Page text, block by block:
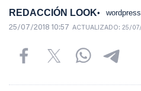
REDACCIÓN LOOK
25/07/2018 10:57 ACTUALIZADO: 25/07/